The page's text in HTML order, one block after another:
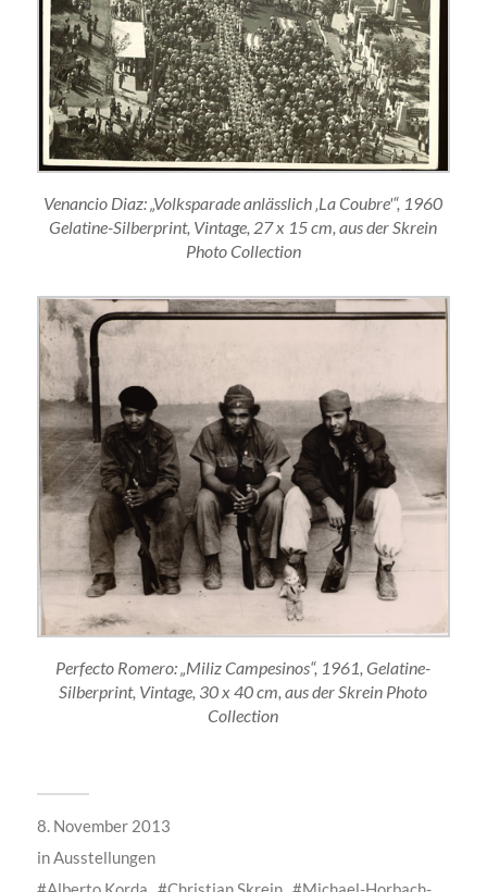
Venancio Diaz: „Volksparade anlässlich ‚La Coubre'“, 1960
Gelatine-Silberprint, Vintage, 27 x 15 cm, aus der Skrein
Photo Collection
Perfecto Romero: „Miliz Campesinos“, 1961, Gelatine-
Silberprint, Vintage, 30 x 40 cm, aus der Skrein Photo
Collection
8. November 2013
inAusstellungen